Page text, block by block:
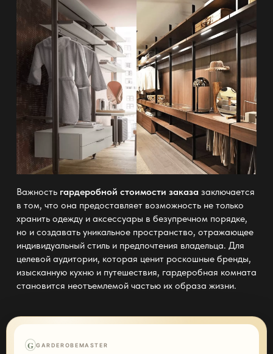
Важность гардеробной стоимости заказа заключается
в том, что она предоставляет возможность не только
хранить одежду и аксессуары в безупречном порядке,
но и создавать уникальное пространство, отражающее
индивидуальный стиль и предпочтения владельца. Для
целевой аудитории, которая ценит роскошные бренды,
изысканную кухню и путешествия, гардеробная комната
становится неотъемлемой частью их образа жизни.
G GARDEROBEMASTER